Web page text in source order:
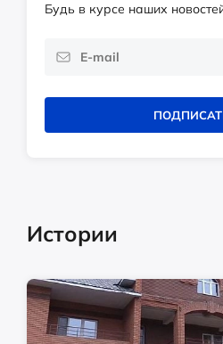
Будь в курсе наших
Истории